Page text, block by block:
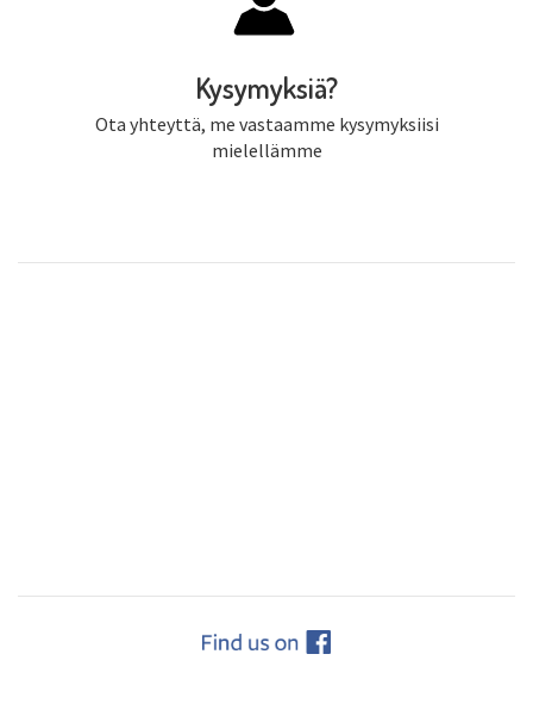
Kysymyksiä?
Ota yhteyttä, me vastaamme kysymyksiisi
mielellämme